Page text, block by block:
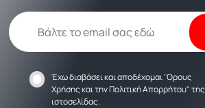
Έχω διαβάσει και αποδέχομαι'Όρους
Χρήσηςκαι τηνΠολιτική Απορρήτου" της
ιστοσελίδας.